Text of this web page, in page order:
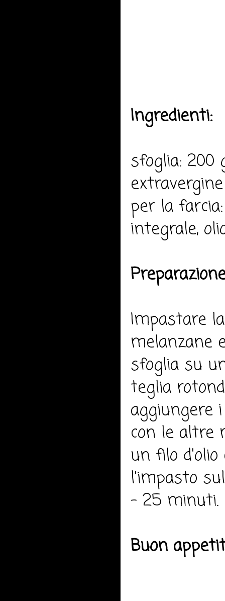
Ingredienti:
sfoglia:
per la
integrale,
Impastare
melanzane
sfoglia su
teglia
aggiungere
con le altre
un filo d'olio
l'impasto
- 25 minuti.
Buon